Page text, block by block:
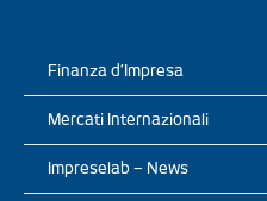
Finanza d’Impresa
Mercati Internazionali
Impreselab – News